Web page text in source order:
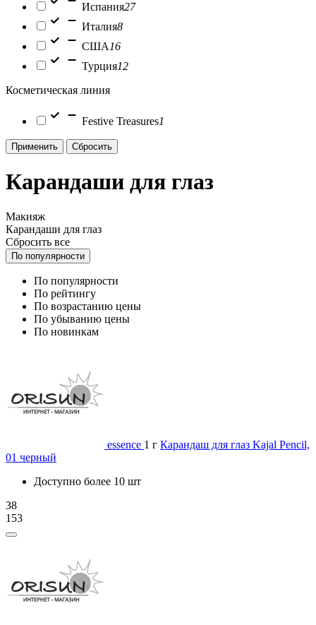
Испания27
Италия8
США 16
Турция12
Косметическая линия
Festive Treasures1
Применить Сбросить
Карандаши для глаз
Макияж
Карандаши для глаз
Сбросить все
По популярности
По популярности
По рейтингу
По возрастанию цены
По убыванию цены
По новинкам
essence 1 г Карандаш для глаз Kajal Pencil,
01 черный
Доступно более 10 шт
38
153